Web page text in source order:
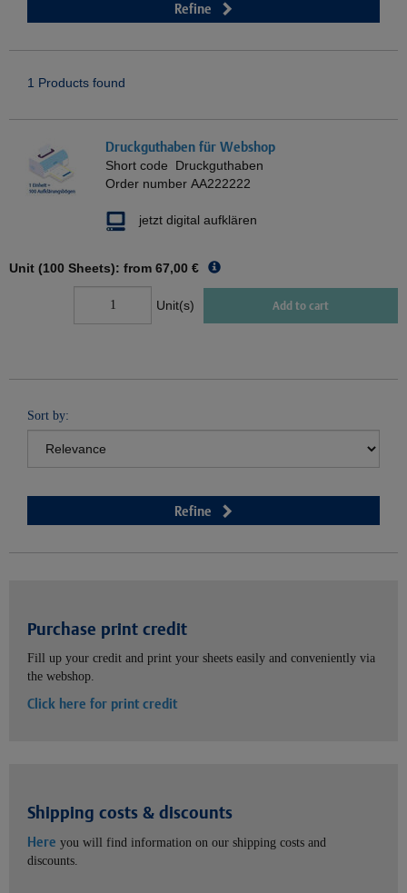
Refine
1 Products found
Druckguthaben für Webshop
Short code Druckguthaben
Order number AA222222
jetzt digital aufklären
Unit (100 Sheets): from 67,00 €
Unit(s) Add to cart
Sort by:
Refine
Purchase print credit
Fill up your credit and print your sheets easily and conveniently via
the webshop.
Click here for print credit
Shipping costs & discounts
Here you will find information on our shipping costs and
discounts.